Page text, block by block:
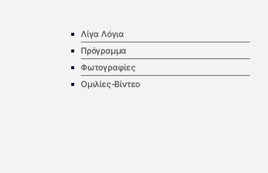
Λίγα Λόγια
Πρόγραμμα
Φωτογραφίες
Ομιλίες-Βίντεο